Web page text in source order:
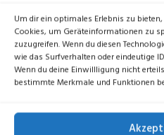
Um dir ein optimales Erlebnis zu
Cookies, um Geräteinformationen zu
zuzugreifen. Wenn du diesen
wie das Surfverhalten oder eindeutige
Wenn du deine Einwillligung nicht
bestimmte Merkmale und Funktionen
Am 18. Mai 2025 fand im
feierliche
Kinder und Jugendliche
ihren Müttern teilnahmen.